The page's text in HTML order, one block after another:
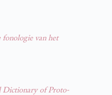
fonologie van het
Dictionary of Proto-